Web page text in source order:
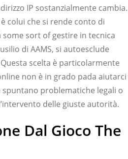
IP sostanzialmente cambia.
colui che si rende conto di
sort of gestire in tecnica
di AAMS, si autoesclude
scelta è particolarmente
non è in grado pada aiutarci
problematiche legali o
delle giuste autorità.
Dal Gioco The